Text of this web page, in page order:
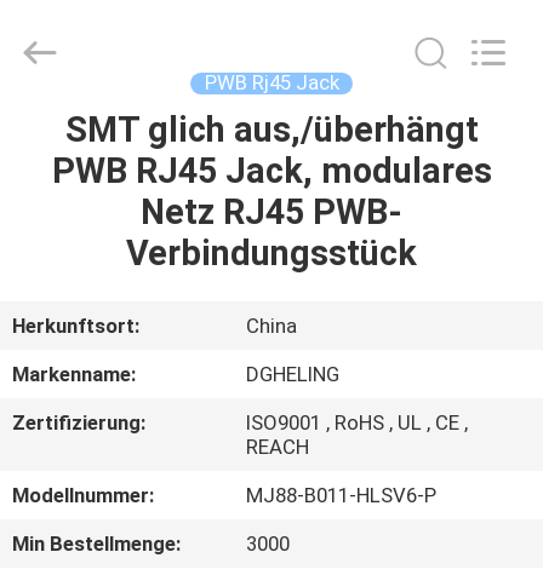
HAUS
PRODUKTE
UNS
AUSFLUG
Rights
PWB Rj45 Jack
SMT glich aus,/überhängt
PWB RJ45 Jack, modulares
Netz RJ45 PWB-
Verbindungsstück
Herkunftsort:
China
Markenname:
DGHELING
Zertifizierung:
ISO9001 , RoHS , UL , CE ,
REACH
Modellnummer:
MJ88-B011-HLSV6-P
Min Bestellmenge:
3000